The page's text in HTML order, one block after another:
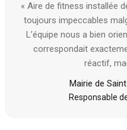
« Aire de fitness installée
toujours impeccables
L’équipe nous a bien
correspondait
réactif,
Mairie de
Responsable